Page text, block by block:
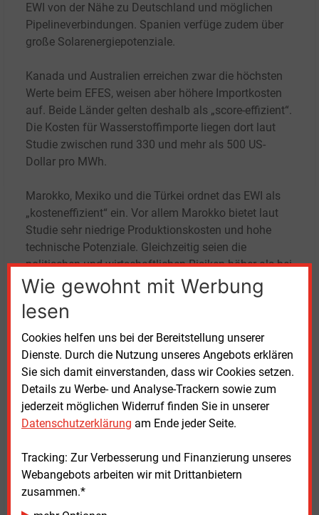
Wie gewohnt mit Werbung
lesen
Cookies helfen uns bei der Bereitstellung unserer
Dienste. Durch die Nutzung unseres Angebots erklären
Sie sich damit einverstanden, dass wir Cookies setzen.
Details zu Werbe- und Analyse-Trackern sowie zum
jederzeit möglichen Widerruf finden Sie in unserer
Datenschutzerklärung am Ende jeder Seite.
Tracking: Zur Verbesserung und Finanzierung unseres
Webangebots arbeiten wir mit Drittanbietern
zusammen.*
EWI von der Nähe zu Deutschland und möglichen
Pipelineverbindungen. Spanien verfüge zudem über
große Solarenergiepotenziale.
Kanada und Australien erreichen zwar die höchsten
Werte beim EFES, weisen aber höhere Importkosten
auf. Beide Länder gelten deshalb als „score-effizient“.
Die Kosten für Wasserstoffimporte liegen dort laut
Studie zwischen rund 330 und mehr als 500 US-
Dollar pro MWh.
Marokko, Mexiko und die Türkei ordnet das EWI als
„kosteneffizient“ ein. Vor allem Marokko bietet laut
Studie sehr niedrige Produktionskosten und hohe
technische Potenziale. Gleichzeitig seien die
politischen und wirtschaftlichen Risiken höher als bei
europäischen Lieferländern. Mexiko wird als
möglicher neuer Lieferant hervorgehoben,
insbesondere für Ammoniakimporte.
„Keine Empfehlung für einzelne Lieferländer“
Für grünen Ammoniak verschiebt sich das Bild. Hier
steigen die Kosten durch die zusätzliche
Ammoniaksynthese. Deutschland gehört in diesem
Australien bieten zwar große Potenziale, jedoch
ebenfalls zu höheren Kosten. Marokko und Mexiko
zählen dagegen zu den kostengünstigsten